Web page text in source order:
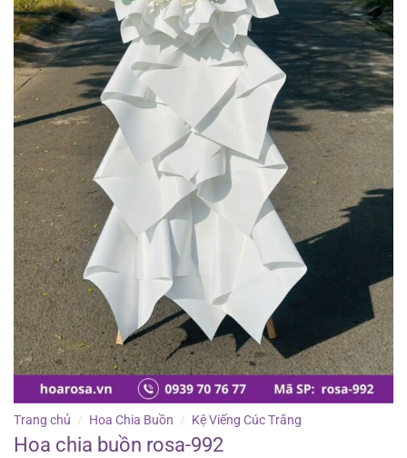
Trang chủ / Hoa Chia Buồn / Kệ Viếng Cúc Trắng
Hoa chia buồn rosa-992